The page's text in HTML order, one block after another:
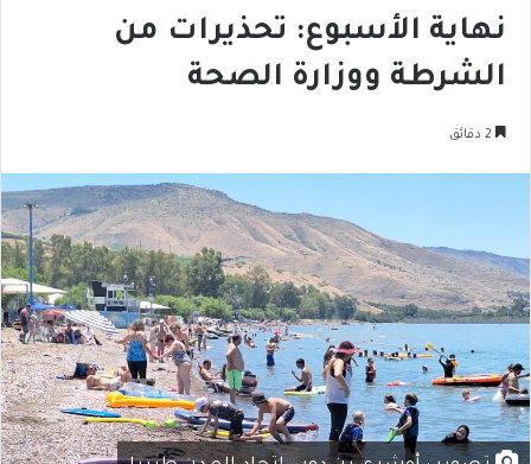
نهاية الأسبوع: تحذيرات من
الشرطة ووزارة الصحة